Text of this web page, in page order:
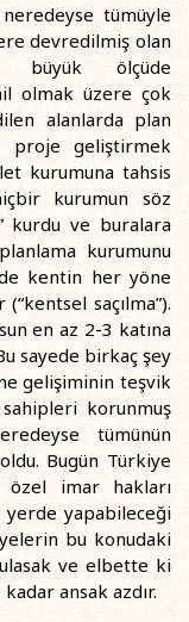
neredeyse tümüyle
devredilmiş olan
büyük ölçüde
olmak üzere çok
alanlarda plan
proje geliştirmek
kurumuna tahsis
kurumun söz
kurdu ve buralara
kurumunu
kentin her yöne
saçılma”).
en az 2-3 katına
sayede birkaç şey
gelişiminin teşvik
korunmuş
tümünün
Bugün Türkiye
özel imar hakları
yapabileceği
bu konudaki
ve elbette ki
ansak azdır.